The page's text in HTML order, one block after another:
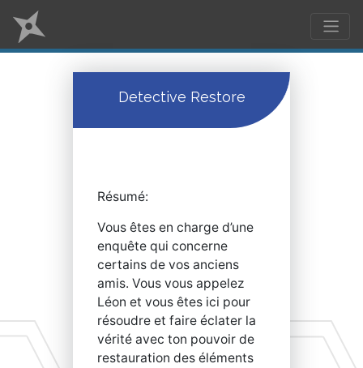
Detective Restore
Résumé:
Vous êtes en charge d’une
enquête qui concerne
certains de vos anciens
amis. Vous vous appelez
Léon et vous êtes ici pour
résoudre et faire éclater la
vérité avec ton pouvoir de
restauration des éléments